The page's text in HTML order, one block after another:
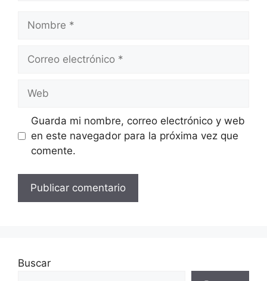
Nombre
Correo
Web
Guarda mi nombre, correo electrónico y web
en este navegador para la próxima vez que
comente.
Buscar